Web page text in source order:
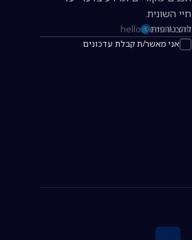
חיי השונית.
כתובת אימייל להרשמה לניוזלטר
אני מאשר/ת קבלת עדכונים
להצטרפות